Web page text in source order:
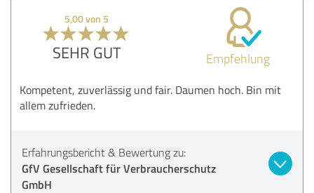
5,00 von 5
SEHR GUT Empfehlung
Kompetent, zuverlässig und fair. Daumen hoch. Bin mit
allem zufrieden.
Erfahrungsbericht & Bewertung zu:
GfV Gesellschaft für Verbraucherschutz
GmbH